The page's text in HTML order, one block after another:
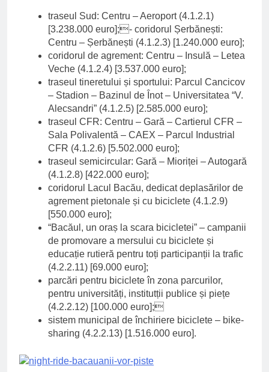
traseul Sud: Centru – Aeroport (4.1.2.1)
[3.238.000 euro];- coridorul Șerbănești:
Centru – Șerbănești (4.1.2.3) [1.240.000 euro];
coridorul de agrement: Centru – Insulă – Letea
Veche (4.1.2.4) [3.537.000 euro];
traseul tineretului și sportului: Parcul Cancicov
– Stadion – Bazinul de Înot – Universitatea “V.
Alecsandri” (4.1.2.5) [2.585.000 euro];
traseul CFR: Centru – Gară – Cartierul CFR –
Sala Polivalentă – CAEX – Parcul Industrial
CFR (4.1.2.6) [5.502.000 euro];
traseul semicircular: Gară – Mioriței – Autogară
(4.1.2.8) [422.000 euro];
coridorul Lacul Bacău, dedicat deplasărilor de
agrement pietonale și cu biciclete (4.1.2.9)
[550.000 euro];
“Bacăul, un oraș la scara bicicletei” – campanii
de promovare a mersului cu biciclete și
educație rutieră pentru toți participanții la trafic
(4.2.2.11) [69.000 euro];
parcări pentru biciclete în zona parcurilor,
pentru universități, institutții publice și piețe
(4.2.2.12) [100.000 euro];
sistem municipal de închiriere biciclete – bike-
sharing (4.2.2.13) [1.516.000 euro].